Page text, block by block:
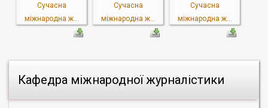
Кафедра міжнародної журналістики
Сучасна
міжнародна ж...
Сучасна
міжнародна ж...
Сучасна
міжнародна ж...